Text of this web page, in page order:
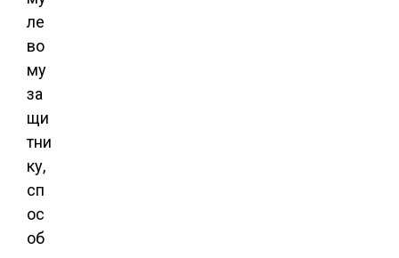
ле
во
му
за
щи
тни
ку,
сп
ос
об